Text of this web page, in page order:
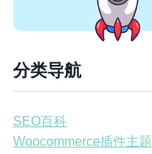
分类导航
SEO百科
Woocommerce插件主题